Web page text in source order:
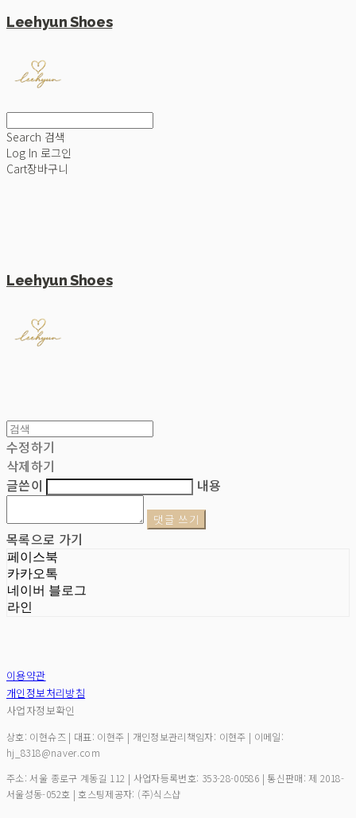
Leehyun Shoes
Search 검색
Log In 로그인
Cart장바구니
Leehyun Shoes
수정하기
삭제하기
글쓴이
내용
댓글 쓰기
목록으로 가기
페이스북
카카오톡
네이버 블로그
라인
이용약관
개인정보처리방침
사업자정보확인
상호: 이현슈즈 | 대표: 이현주 | 개인정보관리책임자: 이현주 | 이메일:
hj_8318@naver.com
주소: 서울 종로구 계동길 112 | 사업자등록번호: 353-28-00586 | 통신판매:제 2018-
서울성동-052호 | 호스팅제공자: (주)식스샵